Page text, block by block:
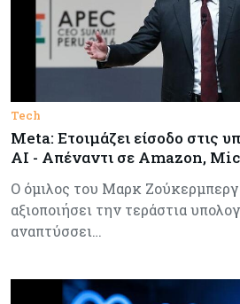
Tech
Meta: Ετοιμάζει είσοδο στις
AI - Απέναντι σε Amazon,
Ο όμιλος του Μαρκ
αξιοποιήσει την τεράστια
αναπτύσσει…